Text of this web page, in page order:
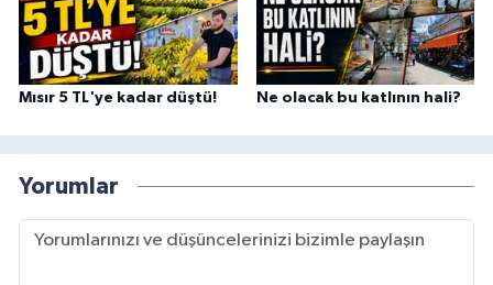
Mısır 5 TL'ye kadar düştü! Ne olacak bu katlının hali?
Yorumlar